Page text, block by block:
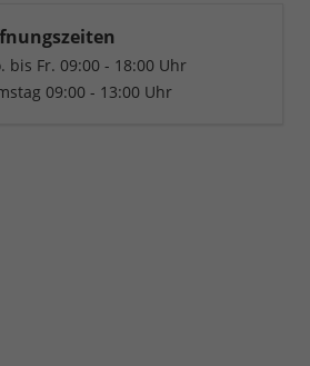
bis Fr. 09:00 - 18:00 Uhr
09:00 - 13:00 Uhr